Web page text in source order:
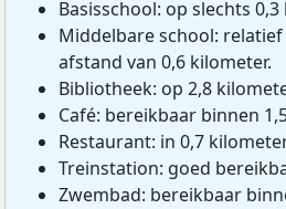
Basisschool: op slechts
Middelbare school:
afstand van 0,6 kilometer.
Bibliotheek: op 2,8
Café: bereikbaar binnen
Restaurant: in 0,7
Treinstation: goed
Zwembad: bereikbaar